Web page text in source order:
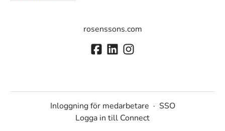
rosenssons.com
Inloggning för medarbetare · SSO
Logga in till Connect